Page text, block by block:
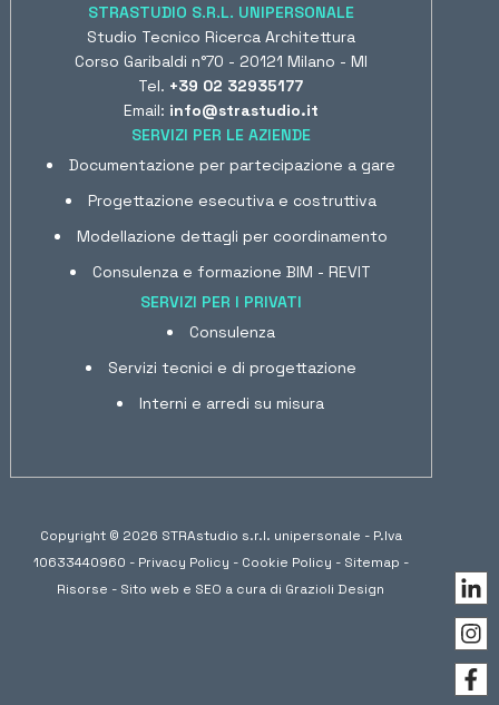
STRASTUDIO S.R.L. UNIPERSONALE
Studio Tecnico Ricerca Architettura
Corso Garibaldi n°70 - 20121 Milano - MI
Tel. +39 02 32935177
Email: info@strastudio.it
SERVIZI PER LE AZIENDE
Documentazione per partecipazione a gare
Progettazione esecutiva e costruttiva
Modellazione dettagli per coordinamento
Consulenza e formazione BIM - REVIT
SERVIZI PER I PRIVATI
Consulenza
Servizi tecnici e di progettazione
Interni e arredi su misura
Copyright © 2026 STRAstudio s.r.l. unipersonale - P.Iva
10633440960 - Privacy Policy - Cookie Policy - Sitemap -
Risorse - Sito web e SEO a cura di Grazioli Design